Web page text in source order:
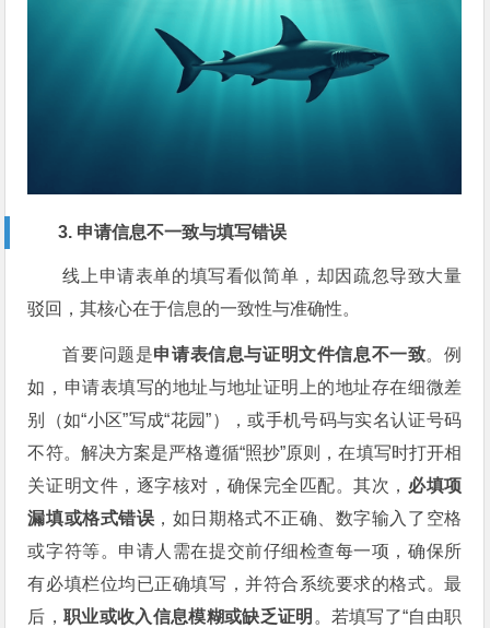
3. 申请信息不一致与填写错误
线上申请表单的填写看似简单，却因疏忽导致大量
驳回，其核心在于信息的一致性与准确性。
首要问题是申请表信息与证明文件信息不一致。例
如，申请表填写的地址与地址证明上的地址存在细微差
别（如“小区”写成“花园”），或手机号码与实名认证号码
不符。解决方案是严格遵循“照抄”原则，在填写时打开相
关证明文件，逐字核对，确保完全匹配。其次， 必填项
漏填或格式错误 ，如日期格式不正确、数字输入了空格
或字符等。申请人需在提交前仔细检查每一项，确保所
有必填栏位均已正确填写，并符合系统要求的格式。最
后，职业或收入信息模糊或缺乏证明 。若填写了“自由职